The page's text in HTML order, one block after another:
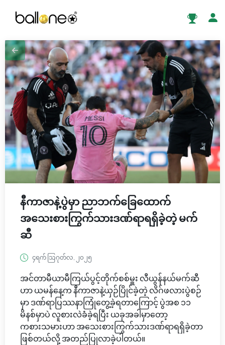
နီကာဇာနဲ့ပွဲမှာ ညာဘက်ခြေထောက်
အသေးစားကြွက်သားဒဏ်ရာရရှိခဲ့တဲ့ မက်
ဆီ
၄ရက် သြဂုတ်လ, ၂၀၂၅
အင်တာမီယာမီကြယ်ပွင့်တိုက်စစ်မှူး လီယွန်နယ်မက်ဆီ
ဟာ ယမန်နေ့က နီကာဇာနဲ့ယှဉ်ပြိုင်ခဲ့တဲ့ လိဂ်ဖလားပွဲစဉ်
မှာ ဒဏ်ရာပြဿနာကြုံတွေ့ခဲ့ရတာကြောင့် ပွဲအစ ၁၁
မိနစ်မှာပဲ လူစားလဲခံခဲ့ရပြီး ယခုအခါမှာတော့
ကစားသမားဟာ အသေးစားကြွက်သားဒဏ်ရာရရှိခဲ့တာ
ဖြစ်တယ်လို့ အတည်ပြုလာခဲ့ပါတယ်။